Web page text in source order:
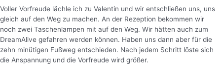
Voller Vorfreude lächle ich zu Valentin und wir entschließen uns, uns
gleich auf den Weg zu machen. An der Rezeption bekommen wir
noch zwei Taschenlampen mit auf den Weg. Wir hätten auch zum
DreamAlive gefahren werden können. Haben uns dann aber für die
zehn minütigen Fußweg entschieden. Nach jedem Schritt löste sich
die Anspannung und die Vorfreude wird größer.